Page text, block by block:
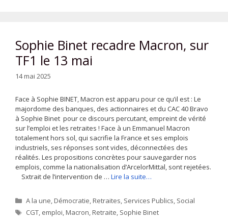
Sophie Binet recadre Macron, sur
TF1 le 13 mai
14 mai 2025
Face à Sophie BINET, Macron est apparu pour ce qu’il est : Le
majordome des banques, des actionnaires et du CAC 40 Bravo
à Sophie Binet pour ce discours percutant, empreint de vérité
sur l’emploi et les retraites ! Face à un Emmanuel Macron
totalement hors sol, qui sacrifie la France et ses emplois
industriels, ses réponses sont vides, déconnectées des
réalités. Les propositions concrètes pour sauvegarder nos
emplois, comme la nationalisation d’ArcelorMittal, sont rejetées.
Sxtrait de l’intervention de … Lire la suite…
Catégories
A la une,Démocratie,Retraites, Services Publics, Social
Étiquettes
CGT, emploi,Macron,Retraite, Sophie Binet